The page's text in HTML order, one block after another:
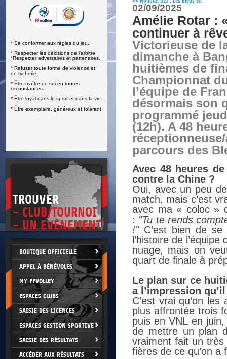
* Se conformer aux règles du jeu.
* Respecter les décisions de l’arbitre.
*Respecter adversaires et partenaires.
* Refuser toute forme de violence et
de tricherie.
* Être maître de soi en toutes
circonstances.
* Être loyal dans le sport et dans la vie.
* Être exemplaire, généreux et tolérant
TROUVER
- CLUB/TOURNOI
- UN EVÈNEMENT
BOUTIQUE OFFICIELLE
APPEL À BÉNÉVOLES
MY FFVOLLEY
ESPACES CLUBS
SAISIE DES LICENCES
ESPACES GESTION SPORTIVE
SAISIE DES RÉSULTATS
ACCÉDER AUX RÉSULTATS
02/09/2025
Amélie Rotar :
continuer à
Victorieuse de
dimanche à
huitièmes de
Championnat
l’équipe de
désormais son
programmé
(12h). A 48
parcours des
Avec 48 heures
contre la Chine ?
Oui, avec un peu
match, mais c’est
avec ma « coloc »
: "Tu te rends
!"C’est bien de se
l’histoire de
nuage, mais on
quart de finale à
Le plan sur ce
a l’impression
C’est vrai qu’on
plus affrontée trois
puis en VNL en
de mettre un plan
vraiment fait un
fières de ce qu’on a